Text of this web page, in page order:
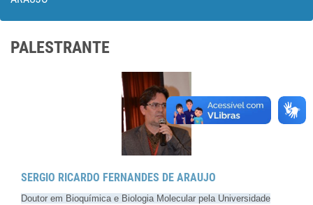
PALESTRANTE
SERGIO RICARDO FERNANDES DE ARAUJO
Doutor em Bioquímica e Biologia Molecular pela Universidade